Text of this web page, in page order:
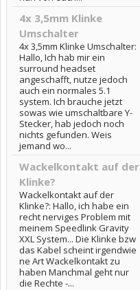
4x 3,5mm Klinke
Umschalter
4x 3,5mm Klinke Umschalter:
Hallo, Ich hab mir ein
surround headset
angeschafft, nutze jedoch
auch ein normales 5.1
system. Ich brauche jetzt
sowas wie umschaltbare Y-
Stecker, hab jedoch noch
nichts gefunden. Weis
jemand wo...
Wackelkontakt auf der
Klinke?
Wackelkontakt auf der
Klinke?: Hallo, ich habe ein
recht nerviges Problem mit
meinem Speedlink Gravity
XXL System... Die Klinke bzw
das Kabel scheint irgendwie
ne Art Wackelkontakt zu
haben Manchmal geht nur
die Rechte -...